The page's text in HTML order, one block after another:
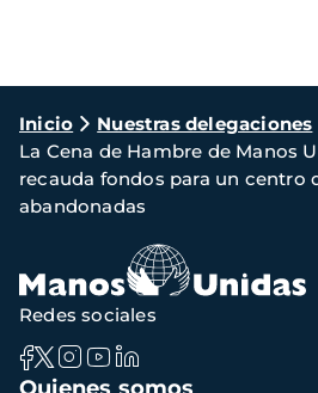
Ruta
de
navegación
Inicio Nuestras delegaciones
La Cena de Hambre de Manos
recauda fondos para un centro
abandonadas
Navegación
Redes sociales